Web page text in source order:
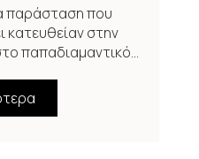
παράσταση που
κατευθείαν στην
παπαδιαμαντικό...